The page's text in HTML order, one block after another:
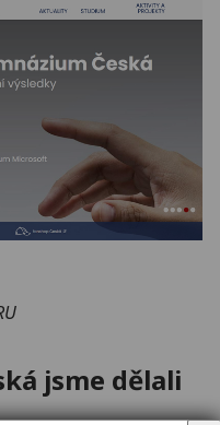
jsme dělali